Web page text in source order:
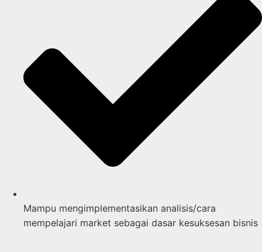
Mampu mengimplementasikan analisis/cara
mempelajari market sebagai dasar kesuksesan bisnis